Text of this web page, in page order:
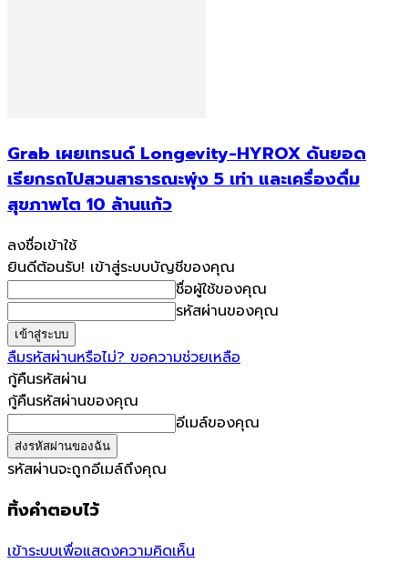
Grab เผยเทรนด์ Longevity-HYROX ดันยอด
เรียกรถไปสวนสาธารณะพุ่ง 5 เท่า และเครื่องดื่ม
สุขภาพโต 10 ล้านแก้ว
ลงชื่อเข้าใช้
ยินดีต้อนรับ! เข้าสู่ระบบบัญชีของคุณ
ชื่อผู้ใช้ของคุณ
รหัสผ่านของคุณ
ลืมรหัสผ่านหรือไม่? ขอความช่วยเหลือ
กู้คืนรหัสผ่าน
กู้คืนรหัสผ่านของคุณ
อีเมล์ของคุณ
รหัสผ่านจะถูกอีเมล์ถึงคุณ
ทิ้งคำตอบไว้
เข้าระบบเพื่อแสดงความคิดเห็น